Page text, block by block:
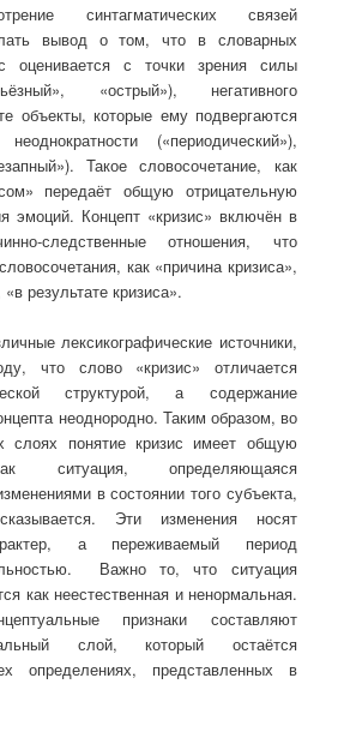
синтагматических связей
вывод о том, что в словарных
оценивается с точки зрения силы
«острый»), негативного
объекты, которые ему подвергаются
(«периодический»),
Такое словосочетание, как
передаёт общую отрицательную
эмоций. Концепт «кризис» включён в
следственные отношения, что
как «причина кризиса»,
результате кризиса».
лексикографические источники,
что слово «кризис» отличается
структурой, а содержание
неоднородно. Таким образом, во
слоях понятие кризис имеет общую
ситуация, определяющаяся
в состоянии того субъекта,
Эти изменения носят
а переживаемый период
Важно то, что ситуация
как неестественная и ненормальная.
признаки составляют
слой, который остаётся
определениях, представленных в